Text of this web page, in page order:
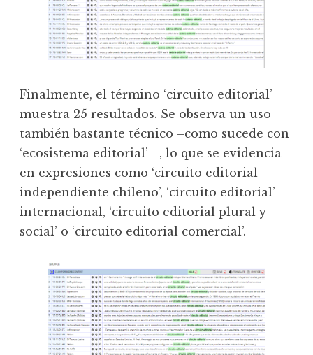
Finalmente, el término ‘circuito editorial’
muestra 25 resultados. Se observa un uso
también bastante técnico –como sucede con
‘ecosistema editorial’—, lo que se evidencia
en expresiones como ‘circuito editorial
independiente chileno’, ‘circuito editorial’
internacional, ‘circuito editorial plural y
social’ o ‘circuito editorial comercial’.